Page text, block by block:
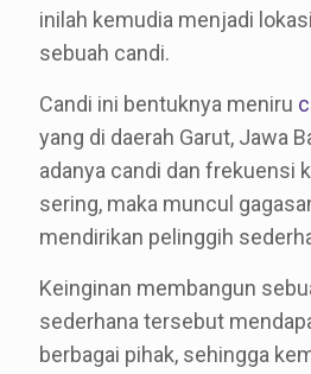
inilah kemudia menjadi
sebuah candi.
Candi ini bentuknya meniru
yang di daerah Garut, Jawa
adanya candi dan frekuensi
sering, maka muncul
mendirikan pelinggih
Keinginan membangun
sederhana tersebut
berbagai pihak, sehingga